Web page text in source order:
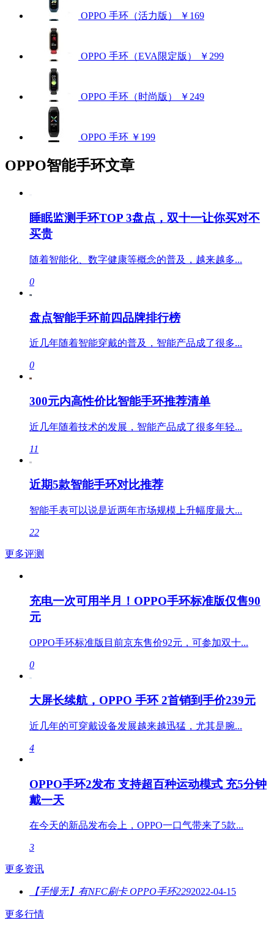
OPPO 手环（活力版） ￥169
OPPO 手环（EVA限定版） ￥299
OPPO 手环（时尚版） ￥249
OPPO 手环 ￥199
OPPO智能手环文章
睡眠监测手环TOP 3盘点，双十一让你买对不
买贵
随着智能化、数字健康等概念的普及，越来越多...
0
盘点智能手环前四品牌排行榜
近几年随着智能穿戴的普及，智能产品成了很多...
0
300元内高性价比智能手环推荐清单
近几年随着技术的发展，智能产品成了很多年轻...
11
近期5款智能手环对比推荐
智能手表可以说是近两年市场规模上升幅度最大...
22
更多评测
充电一次可用半月！OPPO手环标准版仅售90
元
OPPO手环标准版目前京东售价92元，可参加双十...
0
大屏长续航，OPPO 手环 2首销到手价239元
近几年的可穿戴设备发展越来越迅猛，尤其是腕...
4
OPPO手环2发布 支持超百种运动模式 充5分钟
戴一天
在今天的新品发布会上，OPPO一口气带来了5款...
3
更多资讯
【手慢无】有NFC刷卡 OPPO手环2292022-04-15
更多行情